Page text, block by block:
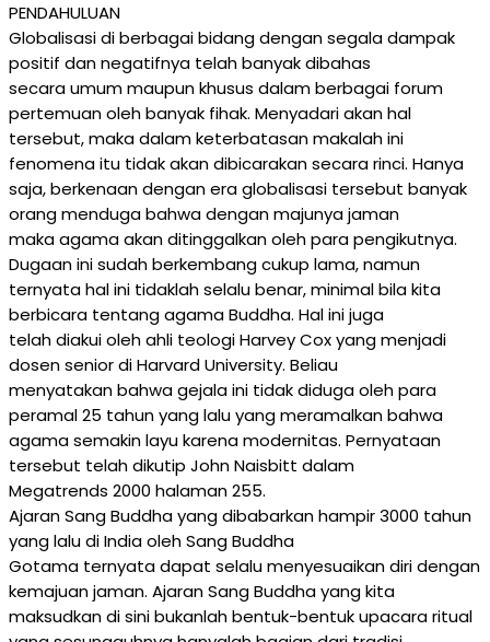
PENDAHULUAN
Globalisasi di berbagai bidang dengan segala dampak
positif dan negatifnya telah banyak dibahas
secara umum maupun khusus dalam berbagai forum
pertemuan oleh banyak fihak. Menyadari akan hal
tersebut, maka dalam keterbatasan makalah ini
fenomena itu tidak akan dibicarakan secara rinci. Hanya
saja, berkenaan dengan era globalisasi tersebut banyak
orang menduga bahwa dengan majunya jaman
maka agama akan ditinggalkan oleh para pengikutnya.
Dugaan ini sudah berkembang cukup lama, namun
ternyata hal ini tidaklah selalu benar, minimal bila kita
berbicara tentang agama Buddha. Hal ini juga
telah diakui oleh ahli teologi Harvey Cox yang menjadi
dosen senior di Harvard University. Beliau
menyatakan bahwa gejala ini tidak diduga oleh para
peramal 25 tahun yang lalu yang meramalkan bahwa
agama semakin layu karena modernitas. Pernyataan
tersebut telah dikutip John Naisbitt dalam
Megatrends 2000 halaman 255.
Ajaran Sang Buddha yang dibabarkan hampir 3000 tahun
yang lalu di India oleh Sang Buddha
Gotama ternyata dapat selalu menyesuaikan diri dengan
kemajuan jaman. Ajaran Sang Buddha yang kita
maksudkan di sini bukanlah bentuk-bentuk upacara ritual